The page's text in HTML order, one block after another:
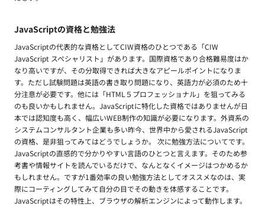
JavaScriptの資格と勉強法
JavaScriptの代表的な資格としてCIW資格のひとつである「CIW
JavaScript スペシャリスト」があります。国際資格であり合格難易度はか
なり高いですが、その分取得できれば大きなアピールポイントになりま
す。ただし試験問題は英語の書き取り問題になり、英語力が必須のため十
分注意が必要です。他には「HTML５プロフェッショナル」を狙ってみる
のも良いかもしれません。JavaScriptに特化した資格ではありませんが日
本では認知度も高く、幅広いWEB制作の知識が必要になります。外資系の
システムコンサルタント企業も多い昨今、世界中から愛されるJavaScript
の資格、是非狙ってみてはどうでしょうか。 次に勉強方法についてです。
JavaScriptの直感的で分かりやすい言語のひとつと言えます。そのため参
考書や情報サイトを読んでいるだけで、なんとなくイメージはつかめるか
もしれません。ですが1番効率の良い勉強方法としてオススメなのは、実
際にコーティングしてみて自分の目でその動きを体感することです。
JavaScriptはその特性上、ブラウザの解析エンジンによって動作します。